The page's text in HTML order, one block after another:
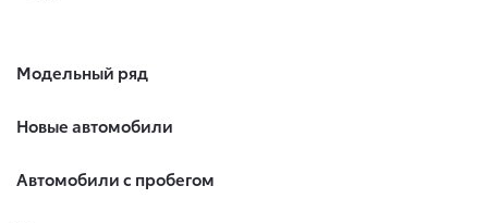
Модельный ряд
Новые автомобили
Автомобили с пробегом